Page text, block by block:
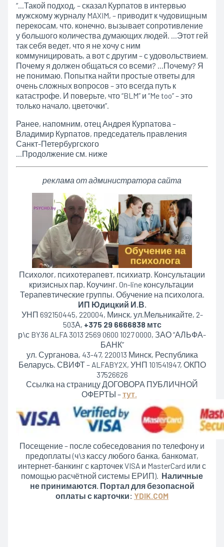
“…Такой подход, – сказал Курпатов в интервью
мужскому журналу MAXIM, – приводит к чудовищным
перекосам, что, конечно, вызывает сопротивление
у большого количества думающих людей. …Этот гей
так себя ведет, что я не хочу с ним
коммуницировать, а вот с другим – с удовольствием.
Почему я должен общаться со всеми? …Почему? Я
не понимаю. Попытка найти простые ответы для
очень сложных вопросов – это всегда путь к
катастрофе. И поверьте, что “BLM” и “Me too” – это
только начало, цветочки”.
Ранее, напомним, отец Андрея Курпатова –
Владимир Курпатов, председатель правления
Санкт-Петербургского
…Продолжение см. ниже
реклама от администратора сайта
Психолог, психотерапевт, психиатр. Консультации
кризисных пар. Коучинг. On-line консультации
Терапевтические группы. Обучение на психолога.
ИП Юдицкий И.В.
УНП 692150445, 220004, Минск, ул.Мельникайте, 2-
503А, +375 29 6666838 мтс
р\с BY36 ALFA 3013 2569 0600 1027 0000, ЗАО “АЛЬФА-
БАНК”
ул. Сурганова, 43-47, 220013 Минск, Республика
Беларусь. СВИФТ – ALFABY2X, УНП 101541947, ОКПО
37526626
Ссылка на страницу ДОГОВОРА ПУБЛИЧНОЙ
ОФЕРТЫ –тут.
Посещение – после собеседования по телефону и
предоплаты (ч\з кассу любого банка, банкомат,
интернет-банкинг с карточек VISA и MasterCard или с
помощью расчётной системы ЕРИП). Наличные
не принимаются. Портал для безопасной
оплаты с карточки: YDIK.COM